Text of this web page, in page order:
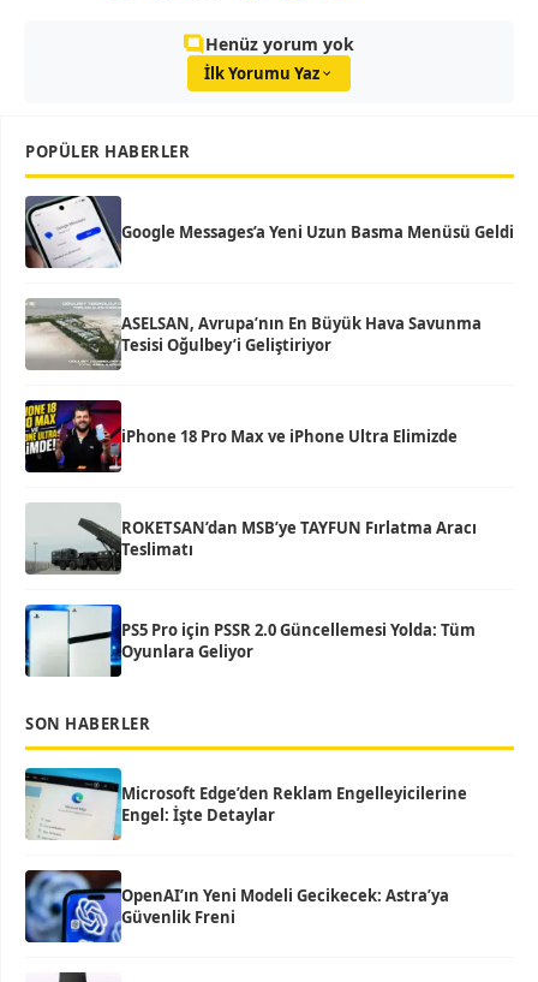
Henüz yorum yok
İlk Yorumu Yaz
POPÜLER HABERLER
Google Messages’a Yeni Uzun Basma Menüsü Geldi
ASELSAN, Avrupa’nın En Büyük Hava Savunma
Tesisi Oğulbey’i Geliştiriyor
iPhone 18 Pro Max ve iPhone Ultra Elimizde
ROKETSAN’dan MSB’ye TAYFUN Fırlatma Aracı
Teslimatı
PS5 Pro için PSSR 2.0 Güncellemesi Yolda: Tüm
Oyunlara Geliyor
SON HABERLER
Microsoft Edge’den Reklam Engelleyicilerine
Engel: İşte Detaylar
OpenAI’ın Yeni Modeli Gecikecek: Astra’ya
Güvenlik Freni